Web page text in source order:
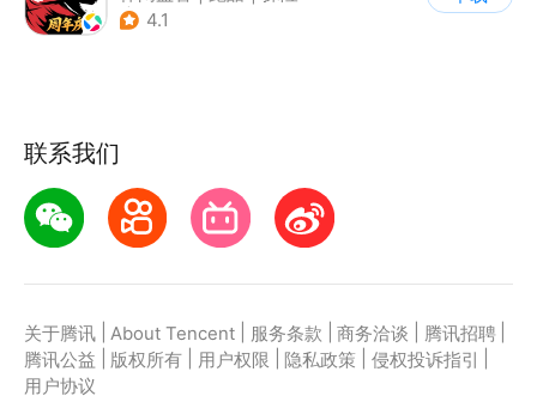
| 和风
4.1
联系我们
关于腾讯 About Tencent 服务条款 商务洽谈 腾讯招聘
腾讯公益
版权所有 用户权限 隐私政策 侵权投诉指引
用户协议